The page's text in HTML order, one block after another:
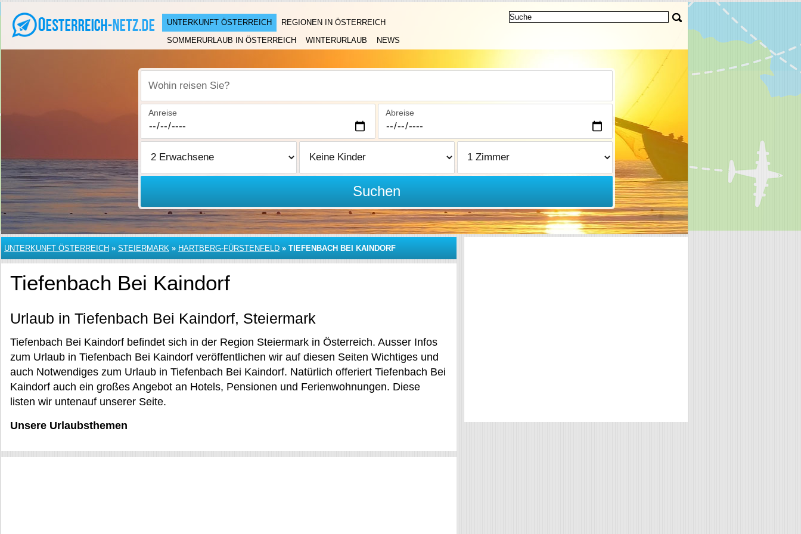
UNTERKUNFT ÖSTERREICH
REGIONEN IN ÖSTERREICH
SOMMERURLAUB IN ÖSTERREICH
WINTERURLAUB NEWS
Wohin reisen Sie?
Anreise Abreise
Suchen
UNTERKUNFT ÖSTERREICH » STEIERMARK » HARTBERG-FÜRSTENFELD » TIEFENBACH BEI KAINDORF
Tiefenbach Bei Kaindorf
Urlaub in Tiefenbach Bei Kaindorf, Steiermark
Tiefenbach Bei Kaindorf befindet sich in der Region Steiermark in Österreich. Ausser Infos
zum Urlaub in Tiefenbach Bei Kaindorf veröffentlichen wir auf diesen Seiten Wichtiges und
auch Notwendiges zum Urlaub in Tiefenbach Bei Kaindorf. Natürlich offeriert Tiefenbach Bei
Kaindorf auch ein großes Angebot an Hotels, Pensionen und Ferienwohnungen. Diese
listen wir untenauf unserer Seite.
Unsere Urlaubsthemen